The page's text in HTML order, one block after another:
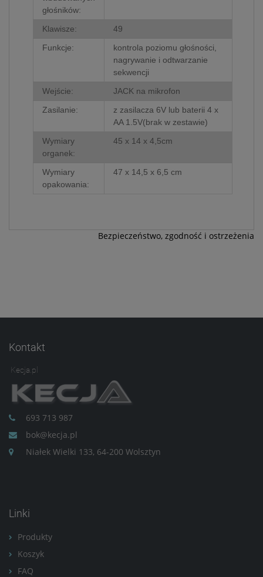
głośników:
Klawisze:
49
Funkcje:
kontrola poziomu głośności,
nagrywanie i odtwarzanie
sekwencji
Wejście:
JACK na mikrofon
Zasilanie:
z zasilacza 6V lub baterii 4 x
AA 1.5V(brak w zestawie)
Wymiary
organek:
45 x 14 x 4,5cm
Wymiary
opakowania:
47 x 14,5 x 6,5 cm
Bezpieczeństwo, zgodność i ostrzeżenia
Kontakt
Kecja.pl
693 713 987
bok@kecja.pl
Niałek Wielki 133, 64-200 Wolsztyn
Linki
Produkty
Koszyk
FAQ